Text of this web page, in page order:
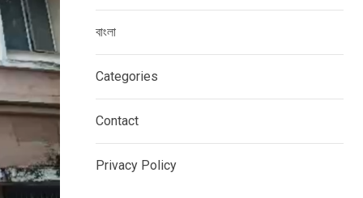
বাংলা
Categories
Contact
Privacy Policy